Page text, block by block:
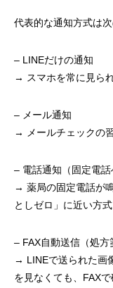
代表的な通知方式は次
– LINEだけの通知
→ スマホを常に見ら
– メール通知
→ メールチェックの
– 電話通知（固定電話
→ 薬局の固定電話が
としゼロ」に近い方式
– FAX自動送信（処方
→ LINEで送られた画
を見なくても、FAXで